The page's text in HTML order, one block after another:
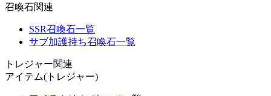
召喚石関連
SSR召喚石一覧
サブ加護持ち召喚石一覧
トレジャー関連
アイテム(トレジャー)